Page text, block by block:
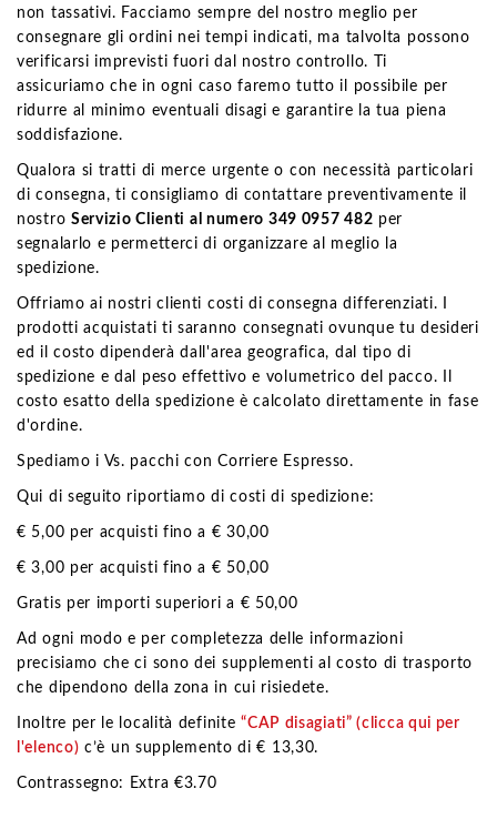
non tassativi. Facciamo sempre del nostro meglio per
consegnare gli ordini nei tempi indicati, ma talvolta possono
verificarsi imprevisti fuori dal nostro controllo. Ti
assicuriamo che in ogni caso faremo tutto il possibile per
ridurre al minimo eventuali disagi e garantire la tua piena
soddisfazione.
Qualora si tratti di merce urgente o con necessità particolari
di consegna, ti consigliamo di contattare preventivamente il
nostro Servizio Clienti al numero 349 0957 482 per
segnalarlo e permetterci di organizzare al meglio la
spedizione.
Offriamo ai nostri clienti costi di consegna differenziati. I
prodotti acquistati ti saranno consegnati ovunque tu desideri
ed il costo dipenderà dall'area geografica, dal tipo di
spedizione e dal peso effettivo e volumetrico del pacco. Il
costo esatto della spedizione è calcolato direttamente in fase
d'ordine.
Spediamo i Vs. pacchi con Corriere Espresso.
Qui di seguito riportiamo di costi di spedizione:
€ 5,00 per acquisti fino a € 30,00
€ 3,00 per acquisti fino a € 50,00
Gratis per importi superiori a € 50,00
Ad ogni modo e per completezza delle informazioni
precisiamo che ci sono dei supplementi al costo di trasporto
che dipendono della zona in cui risiedete.
Inoltre per le località definite“CAP disagiati” (clicca qui per
l'elenco) c’è un supplemento di € 13,30.
Contrassegno: Extra €3.70